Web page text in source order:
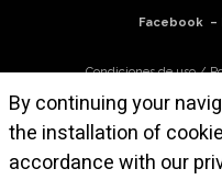
Facebook–
Condiciones de uso/
© Atelier Cruz-Diez París,
By continuing your
the installation of
accordance with our